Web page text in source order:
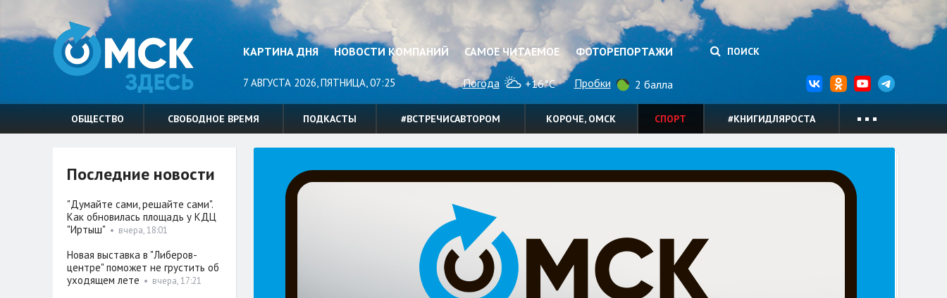
КАРТИНА ДНЯ НОВОСТИ КОМПАНИЙ САМОЕ ЧИТАЕМОЕ ФОТОРЕПОРТАЖИ ПОИСК
7 АВГУСТА 2026, ПЯТНИЦА, 07:25 Погода +16°C Пробки 2 балла
ОБЩЕСТВО СВОБОДНОЕ ВРЕМЯ ПОДКАСТЫ #ВСТРЕЧИСАВТОРОМ КОРОЧЕ, ОМСК СПОРТ #КНИГИДЛЯРОСТА
Последние новости
"Думайте сами, решайте сами".
Как обновилась площадь у КДЦ
"Иртыш" • вчера, 18:01
Новая выставка в "Либеров-
центре" поможет не грустить об
уходящем лете • вчера, 17:21